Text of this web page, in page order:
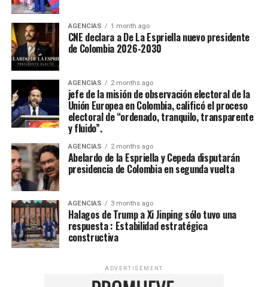
AGENCIAS 1 month ago
CNE declara a De La Espriella nuevo presidente
de Colombia 2026-2030
AGENCIAS 2 months ago
jefe de la misión de observación electoral de la
Unión Europea en Colombia, calificó el proceso
electoral de “ordenado, tranquilo, transparente
y fluido”.
AGENCIAS 2 months ago
Abelardo de la Espriella y Cepeda disputarán
presidencia de Colombia en segunda vuelta
AGENCIAS 3 months ago
Halagos de Trump a Xi Jinping sólo tuvo una
respuesta : Estabilidad estratégica
constructiva
ADVERTISEMENT